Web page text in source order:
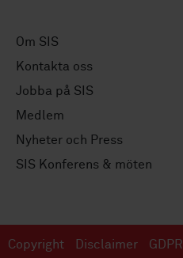
Om SIS
Kontakta oss
Jobba på SIS
Medlem
Nyheter och Press
SIS Konferens & möten
Copyright Disclaimer GDPR